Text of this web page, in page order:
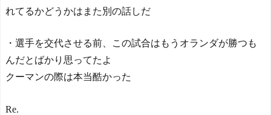
れてるかどうかはまた別の話しだ
・選手を交代させる前、この試合はもうオランダが勝つも
んだとばかり思ってたよ
クーマンの際は本当酷かった
Re.